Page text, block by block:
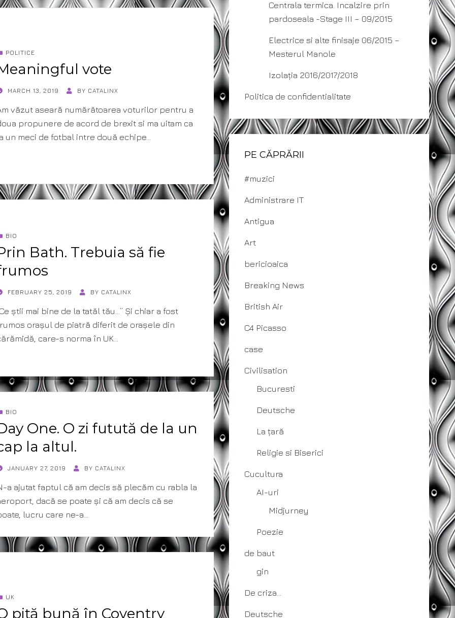
POLITICE
vote
MARCH 13, 2019 BY CATALINX
văzut aseară numărătoarea voturilor pentru a
propunere de acord de brexit si ma uitam ca
un meci de fotbal intre două echipe…
BIO
Bath. Trebuia să fie
FEBRUARY 25, 2019 BY CATALINX
știi mai bine de la tatăl tău…” Și chiar a fost
orașul de piatră diferit de orașele din
care-s norma în UK…
BIO
One. O zi futută de la un
la altul.
JANUARY 27, 2019 BY CATALINX
a ajutat faptul că am decis să plecăm cu rabla la
dacă se poate și că am decis că se
lucru care ne-a…
UK
piță bună în Coventry
Centrala termica. Incalzire prin
pardoseala -Stage III – 09/2015
Electrice si alte finisaje 06/2015 –
Mesterul Manole
Izolația 2016/2017/2018
Politica de confidentialitate
PE CĂPRĂRII
#muzici
Administrare IT
Antigua
Art
bericioaica
Breaking News
British Air
C4 Picasso
case
Civilisation
Bucuresti
Deutsche
La țară
Religie si Biserici
Cucultura
AI-uri
Midjurney
Poezie
de baut
gin
De criza…
Deutsche